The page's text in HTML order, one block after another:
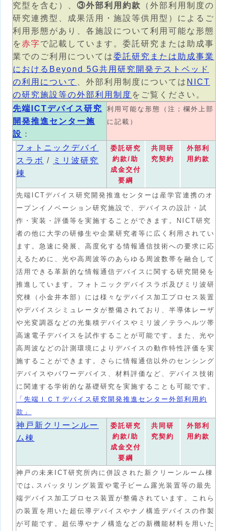
究型を含む）、 ③外部利用約款
（外部利用制度の
研究連携型、成果活用・施設等供用型）によるご
利用形態があり、各施設について利用可能な形態
を 赤字で記載しています。委託研究または助成事
業でのご利用については委託研究または助成事業
におけるBeyond 5G共用研究開発テストベッド
の利用について
、外部利用制度については NICT
の研究施設等の外部利用制度 をご覧ください。
先端ICTデバイス研究
開発推進センター施
設 ：
利用可能な形態（注；欄外上部
に記載）
フォトニックデバイ
スラボ /
ミリ波研究
棟
委託研究
約款/助
成金交付
要綱
共同研
究契約
外部利
用約款
先端ICTデバイス研究開発推進センターは産学官連携のオ
ープンイノベーション研究施設で、デバイスの設計・試
作・実装・評価等を実施することができます。NICT研究
者の他に大学の研修生や企業研究者等に広く利用されてい
ます。急速に発展、高度化する情報通信技術への要求に応
えるために、光や高周波等のあらゆる周波数帯を融合して
活用できる革新的な情報通信デバイスに関する研究開発を
推進しています。フォトニックデバイスラボ及びミリ波研
究棟（小金井本部）には様々なデバイス加工プロセス装置
やデバイスシミュレータが整備されており、半導体レーザ
や光変調器などの光集積デバイスやミリ波／テラヘルツ帯
高速電子デバイスを試作することが可能です。また、光や
高周波などの計測環境によりデバイスの動作特性評価を実
施することができます。さらに情報通信以外のセンシング
デバイスやパワーデバイス、材料評価など、デバイス技術
に関連する学術的な基礎研究を実施することも可能です。
「先端ＩＣＴデバイス研究開発推進センター外部利用約
款」
神戸新クリーンルー
ム棟
委託研究
約款/助
成金交付
要綱
共同研
究契約
外部利
用約款
神戸の未来ICT研究所内に併設された新クリーンルーム棟
では､スパッタリング装置や電子ビーム露光装置等の最先
端デバイス加工プロセス装置が整備されています。これら
の装置を用いた超伝導デバイスやナノ構造デバイスの作製
が可能です。超伝導やナノ構造などの新機能材料を用いた